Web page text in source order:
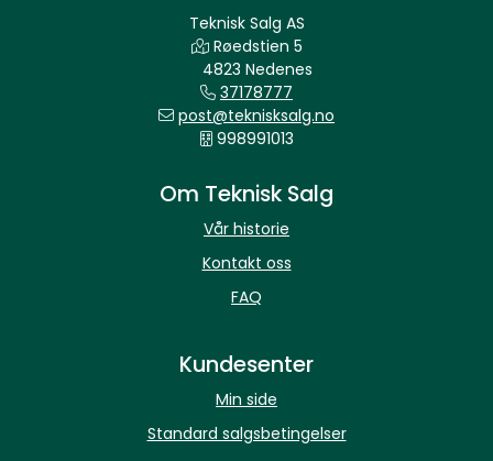
Teknisk Salg AS
Røedstien 5
4823 Nedenes
37178777
post@teknisksalg.no
998991013
Om Teknisk Salg
Vår historie
Kontakt oss
FAQ
Kundesenter
Min side
Standard salgsbetingelser